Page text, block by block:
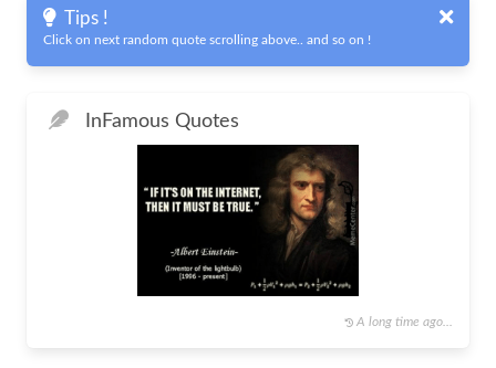
Tips !
Click on next random quote scrolling above.. and so on !
In Famous Quotes
A long time ago...